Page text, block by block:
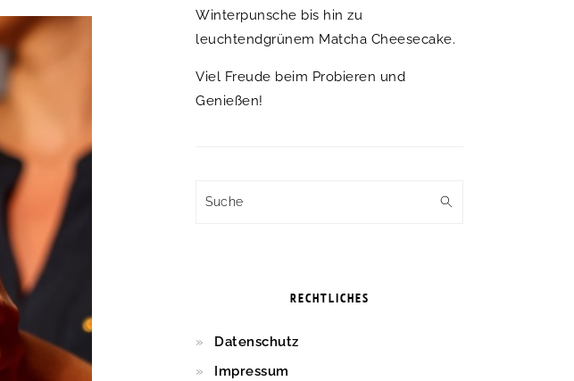
Winterpunsche bis hin zu
leuchtendgrünem Matcha Cheesecake.
Viel Freude beim Probieren und
Genießen!
Suche
RECHTLICHES
Datenschutz
Impressum